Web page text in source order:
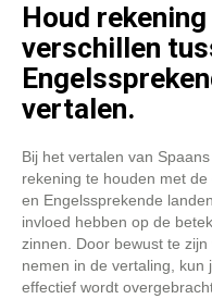
Houd
verschillen
vertalen.
Bij het vertalen van
rekening te houden met
en Engelssprekende
invloed hebben op de
zinnen. Door bewust te
nemen in de vertaling,
effectief wordt